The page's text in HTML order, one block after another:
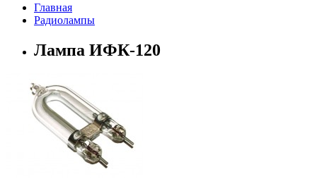
Главная
Радиолампы
Лампа ИФК-120